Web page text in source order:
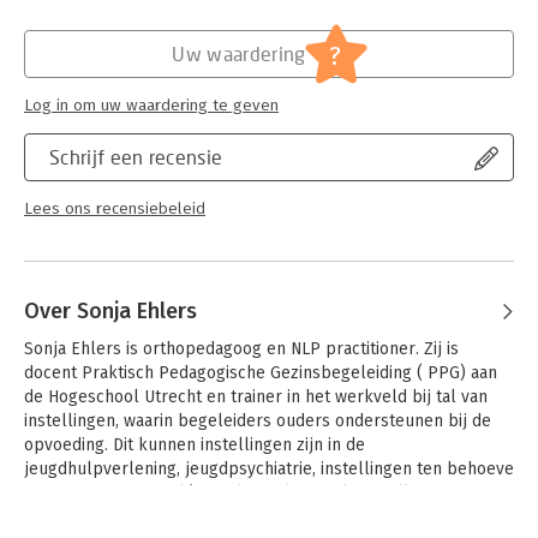
Mens en maatschappij
Schrijf een recensie
Lees ons recensiebeleid
Uw waardering ?
Log in om uw waardering te geven
Over Sonja Ehlers
Sonja Ehlers is orthopedagoog en NLP practitioner. Zij is
docent Praktisch Pedagogische Gezinsbegeleiding ( PPG) aan
de Hogeschool Utrecht en trainer in het werkveld bij tal van
instellingen, waarin begeleiders ouders ondersteunen bij de
opvoeding. Dit kunnen instellingen zijn in de
jeugdhulpverlening, jeugdpsychiatrie, instellingen ten behoeve